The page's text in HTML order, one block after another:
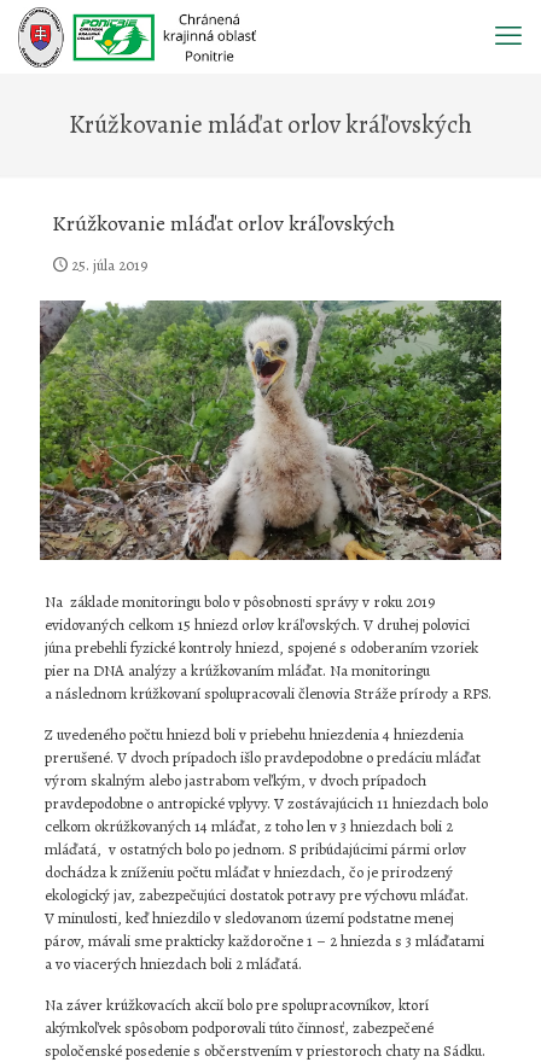
Prejsť
obsah
Krúžkovanie mláďat orlov kráľovských
Krúžkovanie mláďat orlov kráľovských
25. júla 2019
Na základe monitoringu bolo v pôsobnosti správy v roku 2019
evidovaných celkom 15 hniezd orlov kráľovských. V druhej polovici
júna prebehli fyzické kontroly hniezd, spojené s odoberaním vzoriek
pier na DNA analýzy a krúžkovaním mláďat. Na monitoringu
a následnom krúžkovaní spolupracovali členovia Stráže prírody a RPS.
Z uvedeného počtu hniezd boli v priebehu hniezdenia 4 hniezdenia
prerušené. V dvoch prípadoch išlo pravdepodobne o predáciu mláďat
výrom skalným alebo jastrabom veľkým, v dvoch prípadoch
pravdepodobne o antropické vplyvy. V zostávajúcich 11 hniezdach bolo
celkom okrúžkovaných 14 mláďat, z toho len v 3 hniezdach boli 2
mláďatá, v ostatných bolo po jednom. S pribúdajúcimi pármi orlov
dochádza k zníženiu počtu mláďat v hniezdach, čo je prirodzený
ekologický jav, zabezpečujúci dostatok potravy pre výchovu mláďat.
V minulosti, keď hniezdilo v sledovanom území podstatne menej
párov, mávali sme prakticky každoročne 1 – 2 hniezda s 3 mláďatami
a vo viacerých hniezdach boli 2 mláďatá.
Na záver krúžkovacích akcií bolo pre spolupracovníkov, ktorí
akýmkoľvek spôsobom podporovali túto činnosť, zabezpečené
spoločenské posedenie s občerstvením v priestoroch chaty na Sádku.